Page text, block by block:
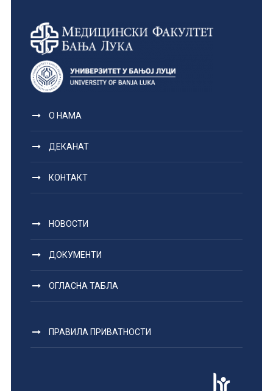
О НАМА
ДЕКАНАТ
КОНТАКТ
НОВОСТИ
ДОКУМЕНТИ
ОГЛАСНА ТАБЛА
ПРАВИЛА ПРИВАТНОСТИ